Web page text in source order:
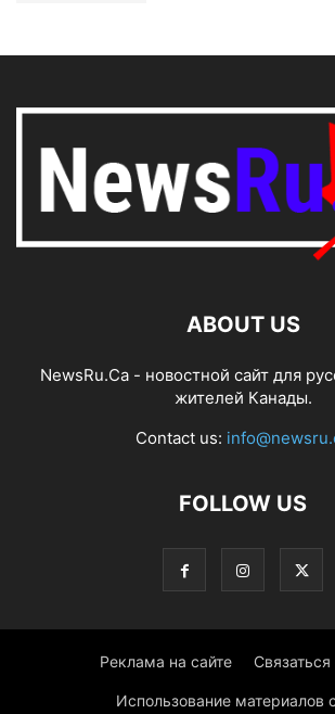
ABOUT US
NewsRu.Ca - новостной сайт для
жителей Канады.
Contact us:
FOLLOW US
Реклама на сайте
Использование материалов